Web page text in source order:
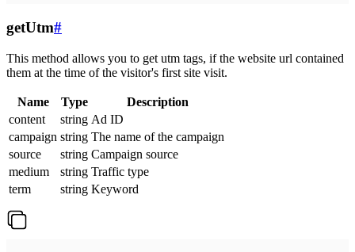
getUtm#
This method allows you to get utm tags, if the website url contained
them at the time of the visitor's first site visit.
Name Type
Description
content
string Ad ID
campaign string The name of the campaign
source
string Campaign source
medium
string Traffic type
term
string Keyword